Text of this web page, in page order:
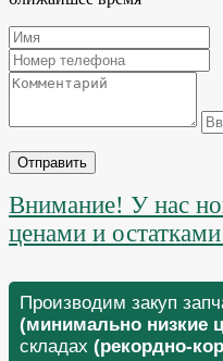
Отправить
Внимание! У нас
ценами и
Производим закуп
(минимально низкие
складах (рекордно-